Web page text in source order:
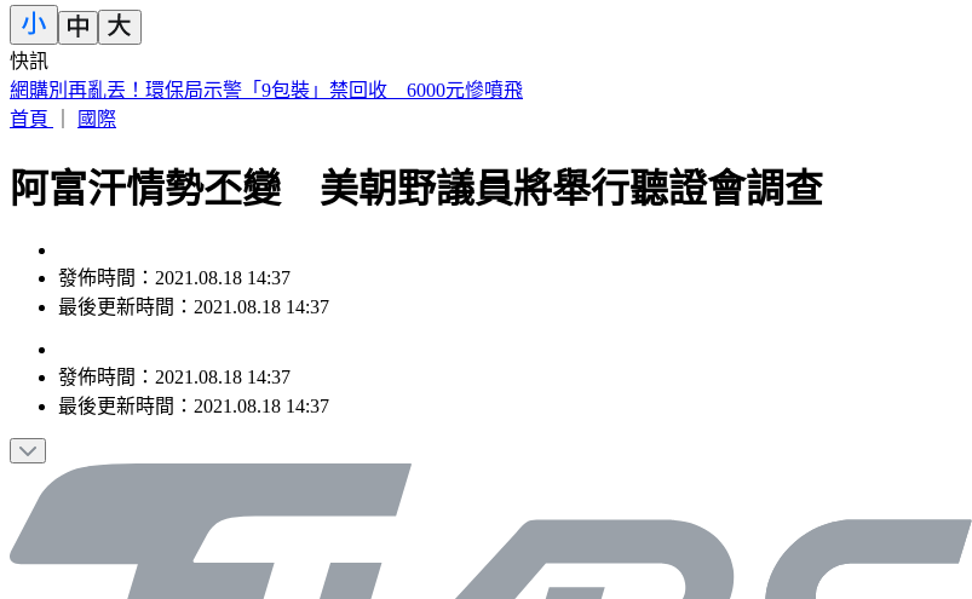
快訊
荷姆茲海峽通航傳進展！美官員：伊朗、阿曼預期很快達成協議
首頁
國際
阿富汗情勢丕變 美朝野議員將舉行聽證會調查
發佈時間：2021.08.18 14:37
最後更新時間：2021.08.18 14:37
發佈時間： 2021.08.18 14:37
最後更新時間： 2021.08.18 14:37